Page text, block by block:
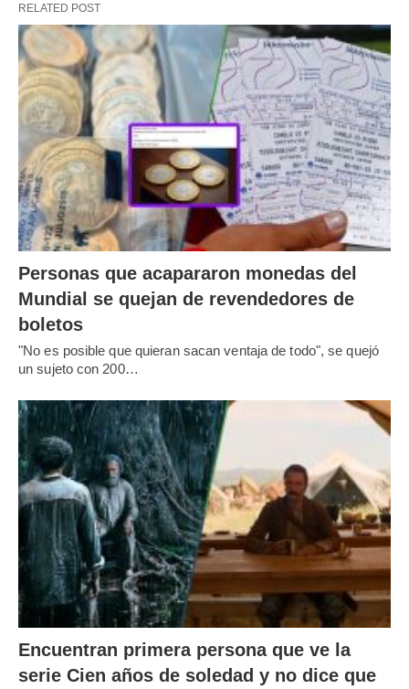
RELATED POST
Personas que acapararon monedas del
Mundial se quejan de revendedores de
boletos
"No es posible que quieran sacan ventaja de todo", se quejó
un sujeto con 200…
Encuentran primera persona que ve la
serie Cien años de soledad y no dice que